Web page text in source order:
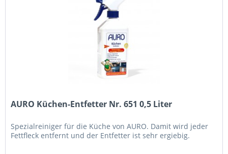
AURO Küchen-Entfetter Nr. 651 0,5 Liter
Spezialreiniger für die Küche von AURO. Damit wird jeder
Fettfleck entfernt und der Entfetter ist sehr ergiebig.